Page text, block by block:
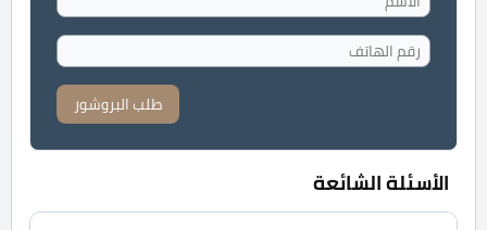
طلب البروشور
الأسئلة الشائعة